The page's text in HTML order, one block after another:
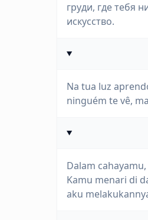
груди, где тебя
искусство.
Na tua luz
ninguém te vê,
Dalam
Kamu menari di
aku